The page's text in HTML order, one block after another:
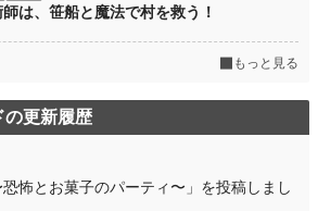
は、笹船と魔法で村を救う！
もっと見る
の更新履歴
恐怖とお菓子のパーティ〜」を投稿しまし